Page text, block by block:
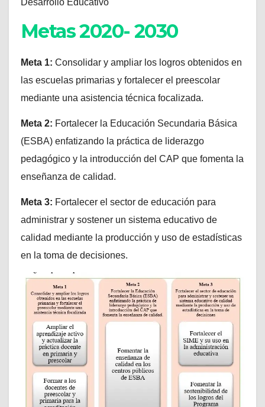
Desarrollo Educativo
Metas 2020- 2030
Meta 1: Consolidar y ampliar los logros obtenidos en
las escuelas primarias y fortalecer el preescolar
mediante una asistencia técnica focalizada.
Meta 2: Fortalecer la Educación Secundaria Básica
(ESBA) enfatizando la práctica de liderazgo
pedagógico y la introducción del CAP que fomenta la
enseñanza de calidad.
Meta 3: Fortalecer el sector de educación para
administrar y sostener un sistema educativo de
calidad mediante la producción y uso de estadísticas
en la toma de decisiones.